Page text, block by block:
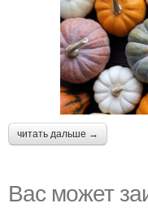
читать дальше →
Вас может